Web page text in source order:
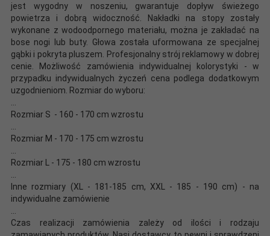
jest wygodny w noszeniu, gwarantuje dopływ świeżego
powietrza i dobrą widoczność. Nakładki na stopy zostały
wykonane z wodoodpornego materiału, można je zakładać na
bose nogi lub buty. Głowa została uformowana ze specjalnej
gąbki i pokryta pluszem. Profesjonalny strój reklamowy w dobrej
cenie. Możliwość zamówienia indywidualnej kolorystyki - w
przypadku indywidualnych życzeń cena podlega dodatkowym
uzgodnieniom. Rozmiar do wyboru:
Rozmiar S - 160 - 170 cm wzrostu
Rozmiar M - 170 - 175 cm wzrostu
Rozmiar L - 175 - 180 cm wzrostu
Inne rozmiary (XL - 181-185 cm, XXL - 185 - 190 cm) - na
indywidualne zamówienie
Czas realizacji zamówienia zależy od ilości i rodzaju